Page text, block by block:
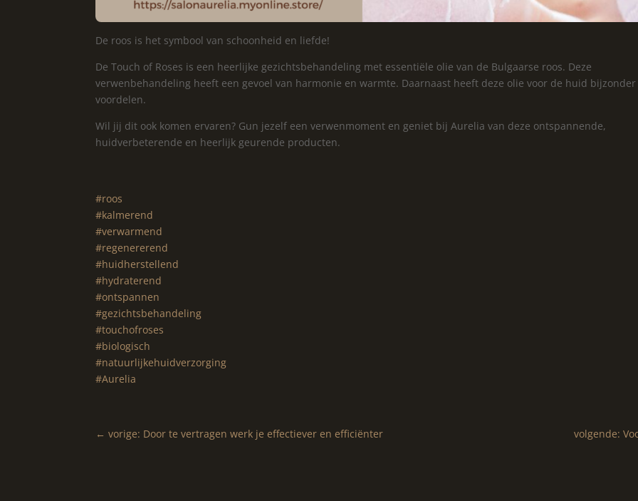
De roos is het symbool van schoonheid en liefde!
De Touch of Roses is een heerlijke gezichtsbehandeling met essentiële olie van de Bulgaarse roos. Deze
verwenbehandeling heeft een gevoel van harmonie en warmte. Daarnaast heeft deze olie voor de huid bijzonder
voordelen.
Wil jij dit ook komen ervaren? Gun jezelf een verwenmoment en geniet bij Aurelia van deze ontspannende,
huidverbeterende en heerlijk geurende producten.
#roos
#kalmerend
#verwarmend
#regenererend
#huidherstellend
#hydraterend
#ontspannen
#gezichtsbehandeling
#touchofroses
#biologisch
#natuurlijkehuidverzorging
#Aurelia
←vorige: Door te vertragen werk je effectiever en efficiënter volgende: